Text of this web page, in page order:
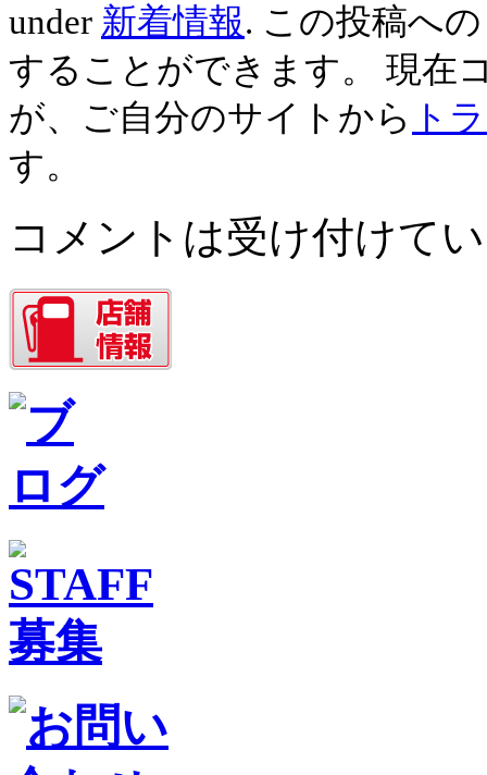
under 新着情報. この投稿へ
することができます。 現在
が、ご自分のサイトから ト
す。
コメントは受け付けて